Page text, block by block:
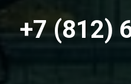
+7 (812)